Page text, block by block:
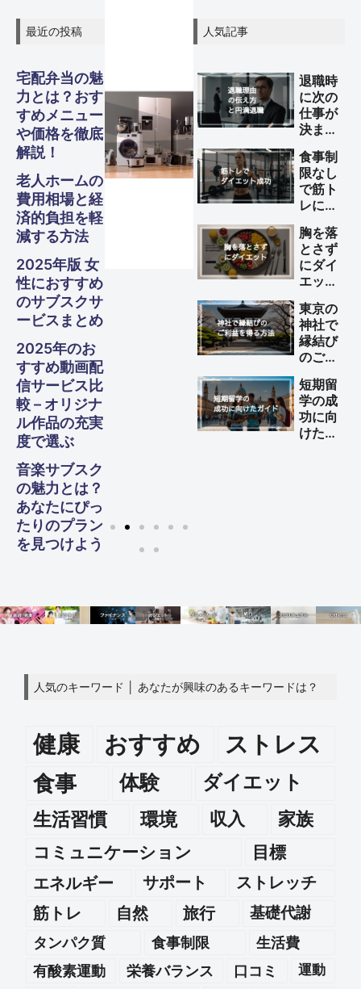
最近の投稿
宅配弁当の魅
力とは？おす
すめメニュー
や価格を徹底
解説！
老人ホームの
費用相場と経
済的負担を軽
減する方法
2025年版 女
性におすすめ
のサブスクサ
ービスまとめ
2025年のお
すすめ動画配
信サービス比
較 – オリジナ
ル作品の充実
度で選ぶ
音楽サブスク
の魅力とは？
あなたにぴっ
たりのプラン
を見つけよう
ガジェ
ット
スピリ
チュア
ビジネ
ス
ファイ
ナンス
グル
メ・フ
旅行
Travel
美容・
健康
Other
S
ガジェ
ット
スピリ
チュア
ビジネ
ス
ファイ
ナンス
グル
メ・フ
旅行
Travel
美容・
健康
Other
S
ガジェ
ット
スピリ
チュア
ビジネ
ス
ファイ
ナンス
グル
メ・フ
旅行
Travel
美容・
健康
Other
S
人気記事
退職時
に次の
仕事が
決まっ
い理由
の伝え
方と円
満退職
のため
のポイ
ント
食事制
限なし
で筋ト
レによ
エット
を成功
させる
方法
胸を落
とさず
にダイ
エット
法
東京の
神社で
縁結び
のご利
る方法
短期留
学の成
功に向
けた完
人気のキーワード │ あなたが興味のあるキーワードは？
健康 おすすめ ストレス
食事 体験
ダイエット
生活習慣
環境 収入 家族
コミュニケーション
目標
エネルギー
サポート
ストレッチ
筋トレ
自然 旅行 基礎代謝
タンパク質 食事制限
生活費
有酸素運動
栄養バランス 口コミ
運動